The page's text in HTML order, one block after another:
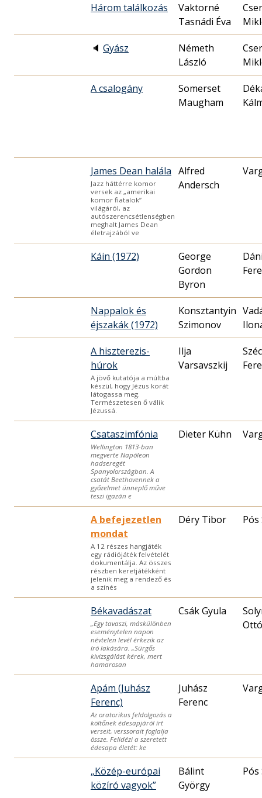
Három találkozás
Vaktorné
Tasnádi Éva
🔈 Gyász
Németh
László
A csalogány
Somerset
Maugham
James Dean halála
Jazz háttérre komor
versek az „amerikai
komor fiatalok”
világáról, az
autószerencsétlenségben
meghalt James Dean
életrajzából ve
Alfred
Andersch
Káin (1972)
George
Gordon
Byron
Nappalok és
éjszakák (1972)
Konsztantyin
Szimonov
A hiszterezis-
húrok
A jövő kutatója a múltba
készül, hogy Jézus korát
látogassa meg.
Természetesen ő válik
Jézussá.
Ilja
Varsavszkij
Csataszimfónia
Wellington 1813-ban
megverte Napóleon
hadseregét
Spanyolországban. A
csatát Beethovennek a
győzelmet ünneplő műve
teszi igazán e
Dieter Kühn
A befejezetlen
mondat
A 12 részes hangjáték
egy rádiójáték felvételét
dokumentálja. Az összes
részben keretjátékként
jelenik meg a rendező és
a színés
Déry Tibor
Békavadászat
„Egy tavaszi, máskülönben
eseménytelen napon
névtelen levél érkezik az
író lakására. „Sürgős
kivizsgálást kérek, mert
hamarosan
Csák Gyula
Ottó
Apám (Juhász
Ferenc)
Az oratorikus feldolgozás a
költőnek édesapjáról írt
verseit, verssorait foglalja
össze. Felidézi a szeretett
édesapa életét: ke
Juhász
Ferenc
„Közép-európai
közíró vagyok”
Bálint
György